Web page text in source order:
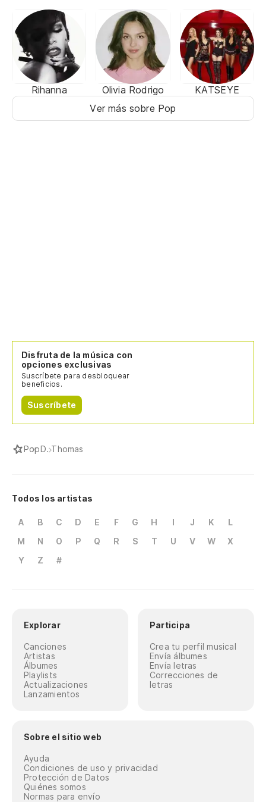
Rihanna Olivia Rodrigo
KATSEYE
Ver más sobre Pop
Disfruta de la música con
opciones exclusivas
Suscríbete para desbloquear
beneficios.
Suscríbete
PopD. Thomas
Todos los artistas
A B C D E F G H I J K
L
M
N O P Q R S T U V W
X
Y
Z #
Explorar
Canciones
Artistas
Álbumes
Playlists
Actualizaciones
Lanzamientos
Participa
Crea tu perfil musical
Envía álbumes
Envía letras
Correcciones de
letras
Sobre el sitio web
Ayuda
Condiciones de uso y privacidad
Protección de Datos
Quiénes somos
Normas para envío